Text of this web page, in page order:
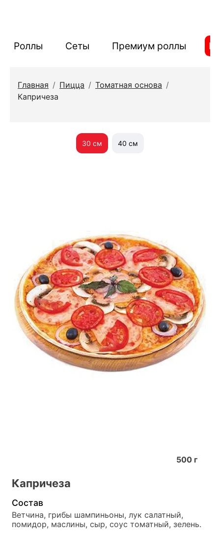
Роллы Сеты Премиум роллы
Главная / Пицца / Томатная основа /
Капричеза
30 см 40 см
500 г
Капричеза
Состав
Ветчина, грибы шампиньоны, лук салатный,
помидор, маслины, сыр, соус томатный, зелень.